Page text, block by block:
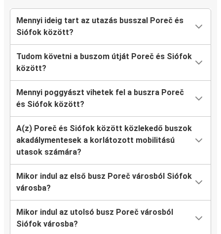
Mennyi ideig tart az utazás busszal Poreč és
Siófok között?
Tudom követni a buszom útját Poreč és Siófok
között?
Mennyi poggyászt vihetek fel a buszra Poreč
és Siófok között?
A(z) Poreč és Siófok között közlekedő buszok
akadálymentesek a korlátozott mobilitású
utasok számára?
Mikor indul az első busz Poreč városból Siófok
városba?
Mikor indul az utolsó busz Poreč városból
Siófok városba?